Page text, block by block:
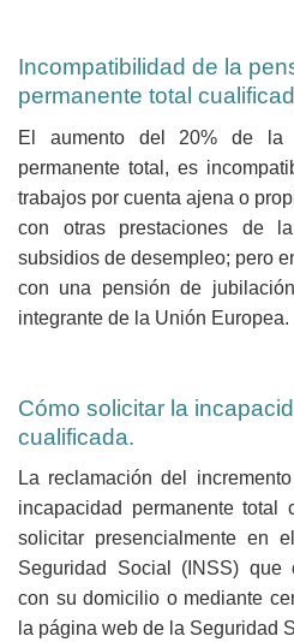
Incompatibilidad de la
permanente total
El aumento del 20% de la
permanente total, es
trabajos por cuenta ajena o
con otras prestaciones de
subsidios de desempleo; pero
con una pensión de
integrante de la Unión Europea.
Cómo solicitar la
cualificada.
La reclamación del
incapacidad permanente total
solicitar presencialmente en
Seguridad Social (INSS) que
con su domicilio o mediante
la página web de la Seguridad